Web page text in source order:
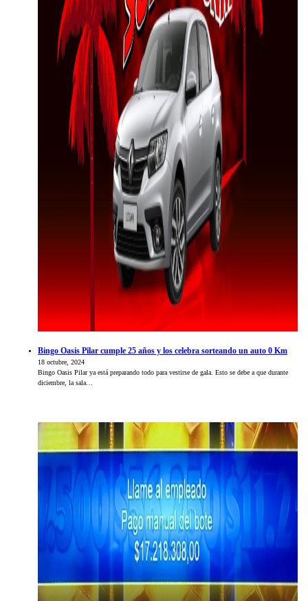
Bingo Oasis Pilar cumple 25 años y los celebra sorteando un auto 0 Km
18 octubre, 2024
Bingo Oasis Pilar ya está preparando todo para vestirse de gala. Esto se debe a que durante
diciembre, la sala…